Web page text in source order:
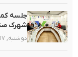
جلسه
شهرک
دوشنبه, ۱۷ فروردین, ۱۴۰۵